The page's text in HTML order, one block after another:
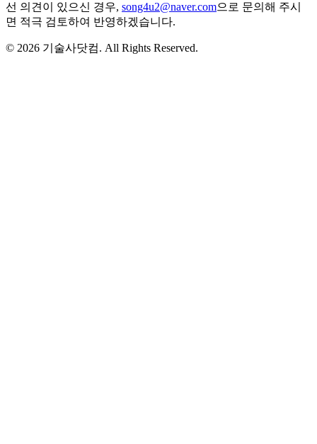
선 의견이 있으신 경우, song4u2@naver.com으로 문의해 주시
면 적극 검토하여 반영하겠습니다.
© 2026 기술사닷컴. All Rights Reserved.